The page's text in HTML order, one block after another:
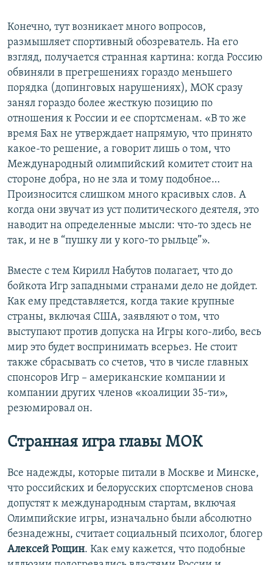
Конечно, тут возникает много вопросов,
размышляет спортивный обозреватель. На его
взгляд, получается странная картина: когда Россию
обвиняли в прегрешениях гораздо меньшего
порядка (допинговых нарушениях), МОК сразу
занял гораздо более жесткую позицию по
отношения к России и ее спортсменам. «В то же
время Бах не утверждает напрямую, что принято
какое-то решение, а говорит лишь о том, что
Международный олимпийский комитет стоит на
стороне добра, но не зла и тому подобное…
Произносится слишком много красивых слов. А
когда они звучат из уст политического деятеля, это
наводит на определенные мысли: что-то здесь не
так, и не в “пушку ли у кого-то рыльце”».
Вместе с тем Кирилл Набутов полагает, что до
бойкота Игр западными странами дело не дойдет.
Как ему представляется, когда такие крупные
страны, включая США, заявляют о том, что
выступают против допуска на Игры кого-либо, весь
мир это будет воспринимать всерьез. Не стоит
также сбрасывать со счетов, что в числе главных
спонсоров Игр – американские компании и
компании других членов «коалиции 35-ти»,
резюмировал он.
Странная игра главы МОК
Все надежды, которые питали в Москве и Минске,
что российских и белорусских спортсменов снова
допустят к международным стартам, включая
Олимпийские игры, изначально были абсолютно
безнадежны, считает социальный психолог, блогер
Алексей Рощин. Как ему кажется, что подобные